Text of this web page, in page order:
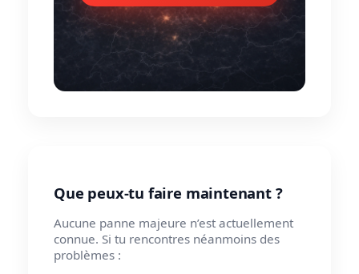
Que peux-tu faire maintenant ?
Aucune panne majeure n’est actuellement
connue. Si tu rencontres néanmoins des
problèmes :